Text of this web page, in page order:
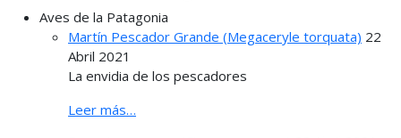
Aves de la Patagonia
Martín Pescador Grande (Megaceryle torquata) 22
Abril 2021
La envidia de los pescadores
Leer más…